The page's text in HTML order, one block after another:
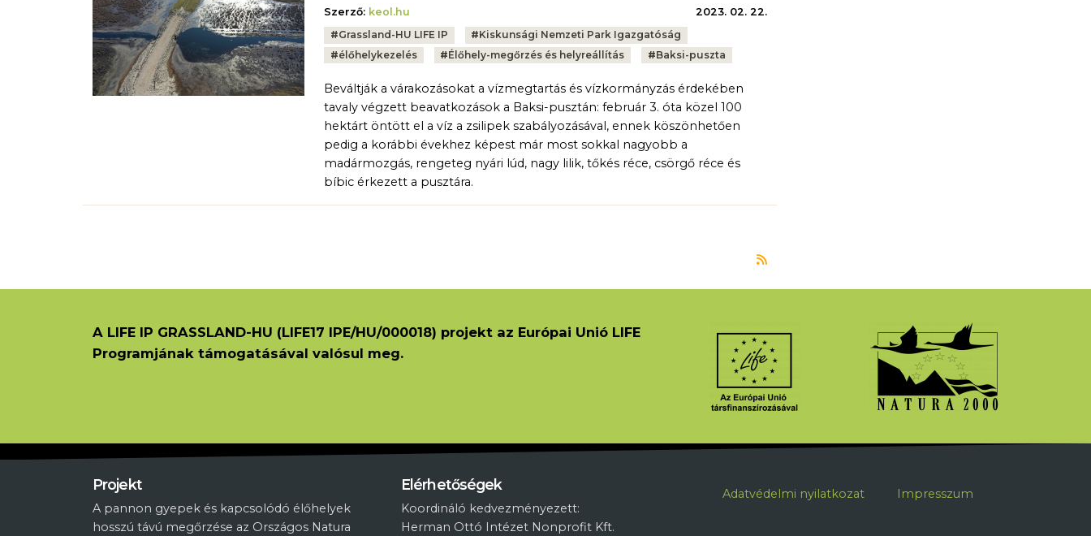
Szerző: keol.hu
2023. 02. 22.
Tags:
#Grassland-HU LIFE IP #Kiskunsági Nemzeti Park Igazgatóság
#élőhelykezelés #Élőhely-megőrzés és helyreállítás #Baksi-puszta
Beváltják a várakozásokat a vízmegtartás és vízkormányzás érdekében
tavaly végzett beavatkozások a Baksi-pusztán: február 3. óta közel 100
hektárt öntött el a víz a zsilipek szabályozásával, ennek köszönhetően
pedig a korábbi évekhez képest már most sokkal nagyobb a
madármozgás, rengeteg nyári lúd, nagy lilik, tőkés réce, csörgő réce és
bíbic érkezett a pusztára.
Feliratkozás a következőre: Kiskunsági Nemzeti
A LIFE IP GRASSLAND-HU (LIFE17 IPE/HU/000018) projekt az Európai Unió LIFE
Programjának támogatásával valósul meg.
Projekt
A pannon gyepek és kapcsolódó élőhelyek
hosszú távú megőrzése az Országos Natura
Elérhetőségek
Koordináló kedvezményezett:
Herman Ottó Intézet Nonprofit Kft.
Lábléc
Adatvédelmi nyilatkozat Impresszum